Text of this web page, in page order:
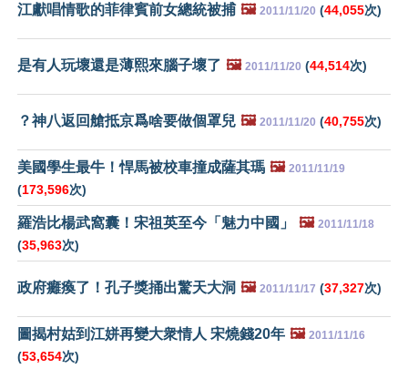
江獻唱情歌的菲律賓前女總統被捕 🖼️ 2011/11/20 (44,055次)
是有人玩壞還是薄熙來腦子壞了 🖼️ 2011/11/20 (44,514次)
？神八返回艙抵京爲啥要做個罩兒 🖼️ 2011/11/20 (40,755次)
美國學生最牛！悍馬被校車撞成薩其瑪 🖼️ 2011/11/19
(173,596次)
羅浩比楊武窩囊！宋祖英至今「魅力中國」 🖼️ 2011/11/18
(35,963次)
政府癱瘓了！孔子獎捅出驚天大洞 🖼️ 2011/11/17 (37,327次)
圖揭村姑到江姘再變大衆情人 宋燒錢20年 🖼️ 2011/11/16
(53,654次)